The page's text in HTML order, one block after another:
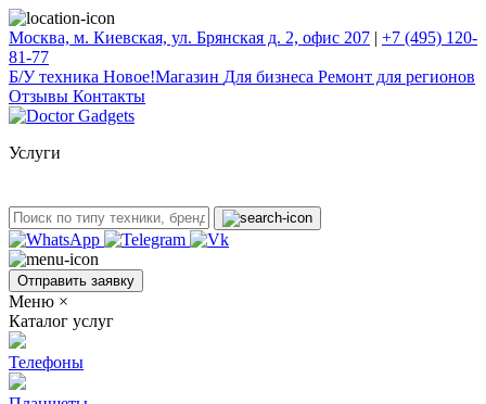
Москва, м. Киевская, ул. Брянская д. 2, офис 207 | +7 (495) 120-
81-77
Б/У техникa Новое!Магазин Для бизнеса Ремонт для регионов
Отзывы Контакты
Услуги
Отправить заявку
Меню ×
Каталог услуг
Телефоны